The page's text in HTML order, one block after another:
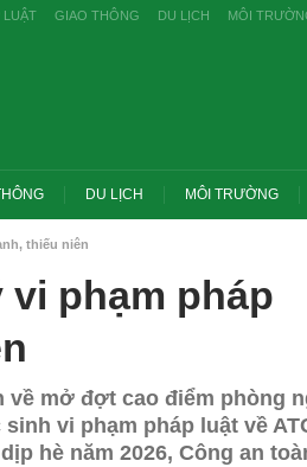
LUẬT GIAO THÔNG DU LỊCH MÔI
DU LỊCH MÔI TRƯỜNG
thiếu niên
phạm pháp
về mở đợt cao điểm phòng
vi phạm pháp luật về
hè năm 2026, Công an